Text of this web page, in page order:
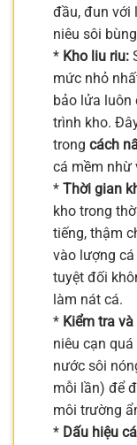
đầu, đun với
niêu sôi
* Kho liu riu:
mức nhỏ
bảo lửa luôn
trình kho.
trong cách
cá mềm nhừ
* Thời gian
kho trong
tiếng, thậm
vào lượng
tuyệt đối
làm nát cá.
* Kiểm tra
niêu cạn
nước sôi
mỗi lần) để
môi trường
* Dấu hiệu